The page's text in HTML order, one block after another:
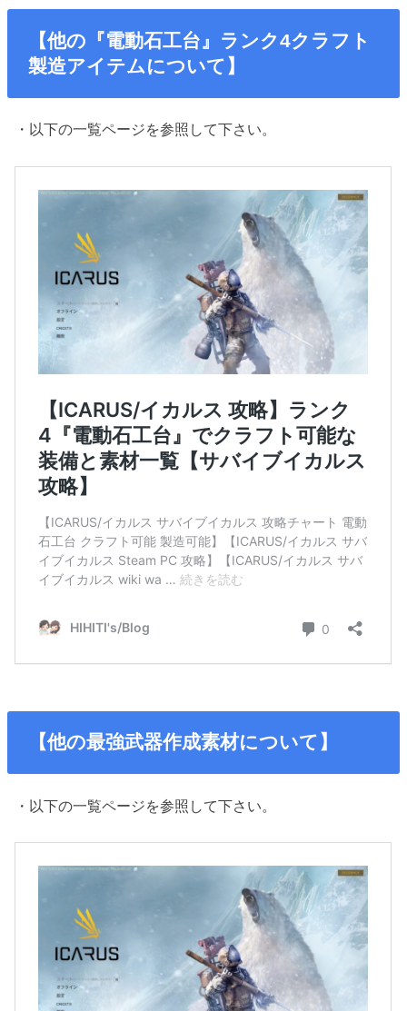
【他の『電動石工台』ランク4クラフト
製造アイテムについて】
・以下の一覧ページを参照して下さい。
【他の最強武器作成素材について】
・以下の一覧ページを参照して下さい。